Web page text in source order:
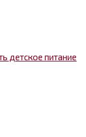
детское питание